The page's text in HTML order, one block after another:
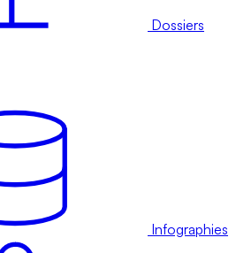
Dossiers
Infographies